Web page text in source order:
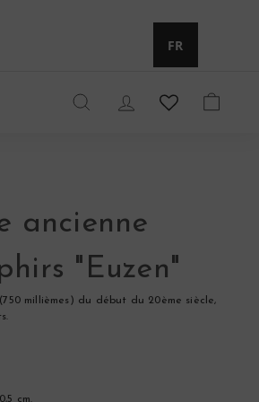
FR
RECHERCHERCOMPTE
ancienne
"Euzen"
millièmes) du début du 20ème siècle,
cm.